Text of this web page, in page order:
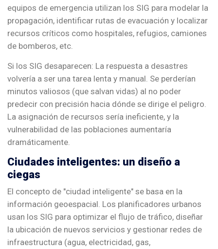
equipos de emergencia utilizan los SIG para modelar la
propagación, identificar rutas de evacuación y localizar
recursos críticos como hospitales, refugios, camiones
de bomberos, etc.
Si los SIG desaparecen: La respuesta a desastres
volvería a ser una tarea lenta y manual. Se perderían
minutos valiosos (que salvan vidas) al no poder
predecir con precisión hacia dónde se dirige el peligro.
La asignación de recursos sería ineficiente, y la
vulnerabilidad de las poblaciones aumentaría
dramáticamente.
Ciudades inteligentes: un diseño a
ciegas
El concepto de "ciudad inteligente" se basa en la
información geoespacial. Los planificadores urbanos
usan los SIG para optimizar el flujo de tráfico, diseñar
la ubicación de nuevos servicios y gestionar redes de
infraestructura (agua, electricidad, gas,